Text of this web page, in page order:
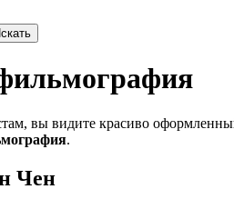
вы видите красиво
.
Чен